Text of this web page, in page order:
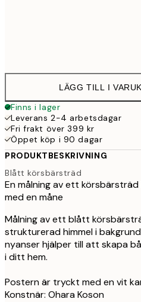
LÄGG TILL I
Finns i lager
Leverans 2-4 arbetsdagar
Fri frakt över 399 kr
Öppet köp i 90 dagar
PRODUKTBESKRIVNING
Blått körsbärsträd
En målning av ett
med en måne
Målning av ett blått
strukturerad himmel i
nyanser hjälper till att skapa
i ditt hem.
Postern är tryckt med en vit
Konstnär: Ohara Koson